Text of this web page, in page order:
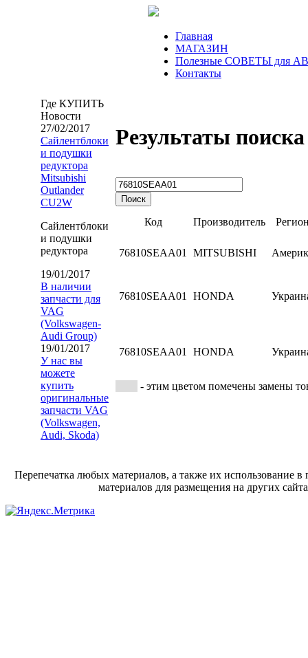
Главная
МАГАЗИН
Полезные СОВЕТЫ для
Контакты
Где КУПИТЬ
Новости
27/02/2017
Сайлентблоки
и подушки
редуктора
Mitsubishi
Outlander
CU2W
Сайлентблоки
и подушки
редуктора
19/01/2017
В наличии
запчасти для
VAG
(Volkswagen-
Audi Group)
19/01/2017
У нас вы
можете
купить
оригинальные
запчасти VAG
(Volkswagen,
Audi, Skoda)
Результаты поиска
Код Производитель
76810SEAA01 MITSUBISHI
76810SEAA01 HONDA
76810SEAA01 HONDA
- этим цветом помечены замены
Перепечатка любых материалов, а также их использование
материалов для размещения на других